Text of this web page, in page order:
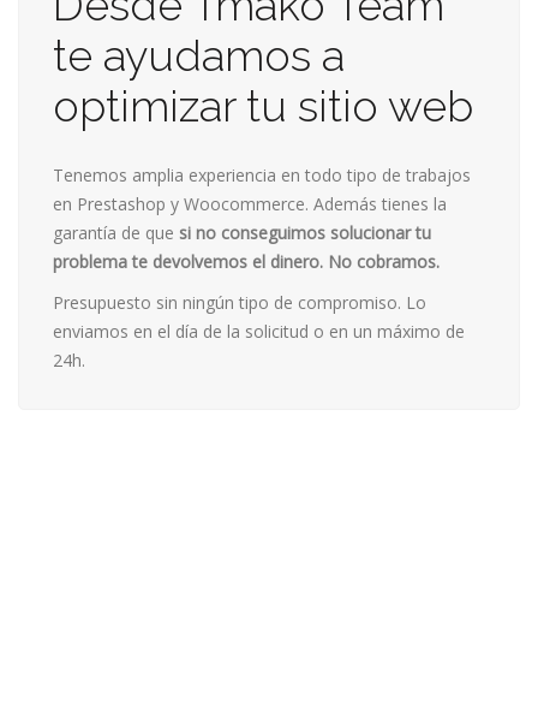
te ayudamos a
optimizar tu sitio web
Tenemos amplia experiencia en todo tipo de trabajos
en Prestashop y Woocommerce. Además tienes la
garantía de que si no conseguimos solucionar tu
problema te devolvemos el dinero. No cobramos.
Presupuesto sin ningún tipo de compromiso. Lo
enviamos en el día de la solicitud o en un máximo de
24h.